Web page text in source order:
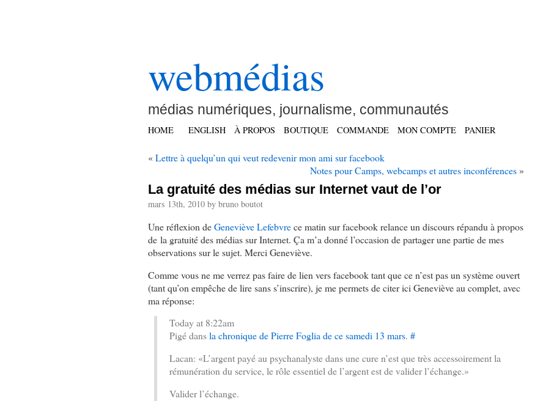
webmédias
médias numériques, journalisme, communautés
HOME ENGLISH À PROPOS BOUTIQUE COMMANDE MON COMPTE PANIER
«Lettre à quelqu’un qui veut redevenir mon ami sur facebook
Notes pour Camps, webcamps et autres inconférences»
La gratuité des médias sur Internet vaut de l’or
mars 13th, 2010 by bruno boutot
Une réflexion deGeneviève Lefebvrece matin sur facebook relance un discours répandu à propos
de la gratuité des médias sur Internet. Ça m’a donné l’occasion de partager une partie de mes
observations sur le sujet. Merci Geneviève.
Comme vous ne me verrez pas faire de lien vers facebook tant que ce n’est pas un système ouvert
(tant qu’on empêche de lire sans s’inscrire), je me permets de citer ici Geneviève au complet, avec
ma réponse:
Today at 8:22am
Pigé dansla chronique de Pierre Foglia de ce samedi 13 mars. #
Lacan: «L’argent payé au psychanalyste dans une cure n’est que très accessoirement la
rémunération du service, le rôle essentiel de l’argent est de valider l’échange.»
Valider l’échange.